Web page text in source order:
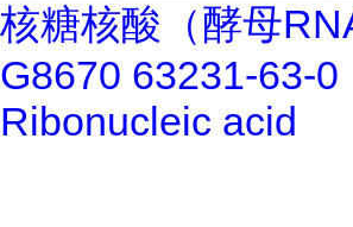
核糖核酸（酵母
G8670 63231-63-0
Ribonucleic acid